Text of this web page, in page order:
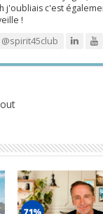
j'oubliais c'est
!